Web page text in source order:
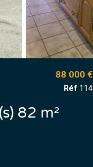
Maison de village 4 pièce(s) 2 chambre(s) 82 m²
88 000 €
Réf 114